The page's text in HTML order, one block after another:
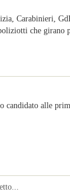
Carabinieri,
che girano
candidato alle